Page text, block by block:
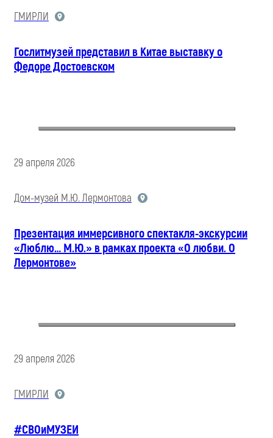
ГМИРЛИ
Гослитмузей представил в Китае выставку о
Федоре Достоевском
29 апреля 2026
Дом-музей М.Ю. Лермонтова
Презентация иммерсивного спектакля-экскурсии
«Люблю… М.Ю.» в рамках проекта «О любви. О
Лермонтове»
29 апреля 2026
ГМИРЛИ
#СВОиМУЗЕИ